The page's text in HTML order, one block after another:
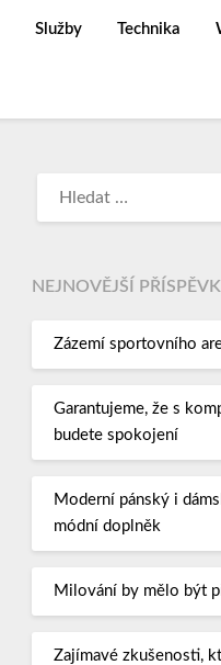
Služby Technika
NEJNOVĚJŠÍ
Zázemí sportovního
Garantujeme, že s
budete spokojení
Moderní pánský i
módní doplněk
Milování by mělo být
Zajímavé zkušenosti,